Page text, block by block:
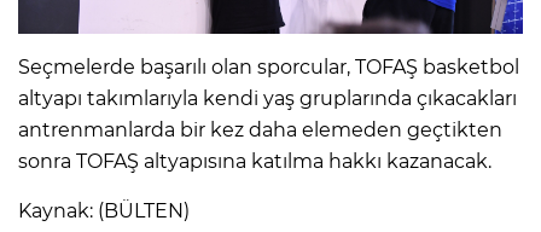
Seçmelerde başarılı olan sporcular, TOFAŞ basketbol
altyapı takımlarıyla kendi yaş gruplarında çıkacakları
antrenmanlarda bir kez daha elemeden geçtikten
sonra TOFAŞ altyapısına katılma hakkı kazanacak.
Kaynak: (BÜLTEN)